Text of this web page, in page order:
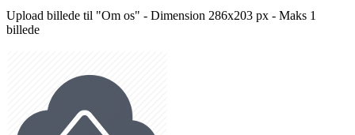
Upload billede til "Om os" - Dimension 286x203 px - Maks 1
billede